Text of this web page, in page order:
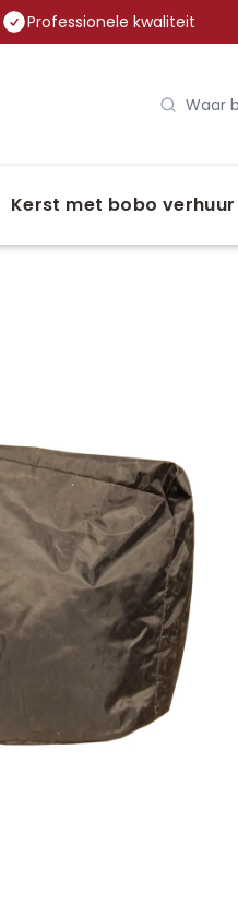
Professionele kwaliteit
Kerst met bobo verhuur